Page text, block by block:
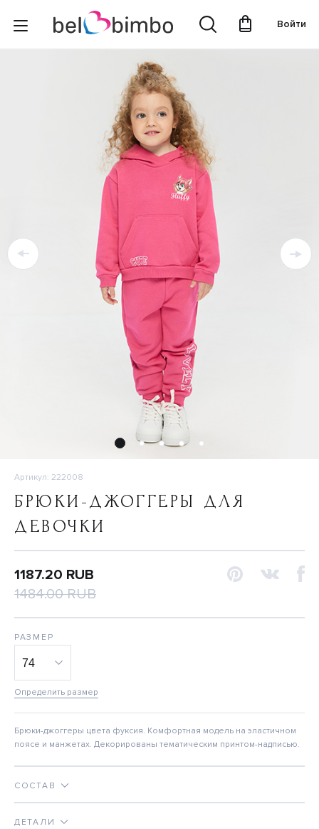
Войти
Артикул: 222008
БРЮКИ-ДЖОГГЕРЫ ДЛЯ
ДЕВОЧКИ
1187.20 RUB
1484.00 RUB
РАЗМЕР
Определить размер
Брюки-джоггеры цвета фуксия. Комфортная модель на эластичном
поясе и манжетах. Декорированы тематическим принтом-надписью.
СОСТАВ
ДЕТАЛИ